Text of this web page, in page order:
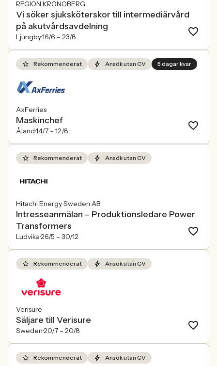
REGION KRONOBERG
Vi söker sjuksköterskor till intermediärvård
på akutvårdsavdelning
Ljungby16/6 – 23/8
Rekommenderat Ansök utan CV 5 dagar kvar
AxFerries
Maskinchef
Åland14/7 – 12/8
Rekommenderat Ansök utan CV
Hitachi Energy Sweden AB
Intresseanmälan – Produktionsledare Power
Transformers
Ludvika26/5 – 30/12
Rekommenderat Ansök utan CV
Verisure
Säljare till Verisure
Sweden20/7 – 20/8
Rekommenderat Ansök utan CV